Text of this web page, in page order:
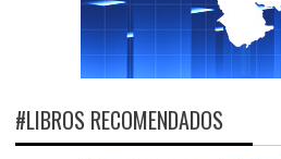
#LIBROS RECOMENDADOS